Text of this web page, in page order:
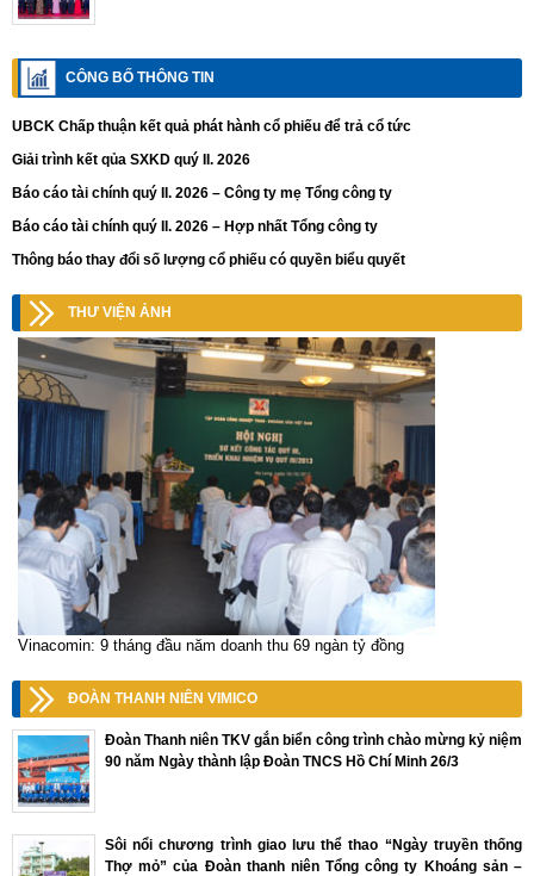
CÔNG BỐ THÔNG TIN
UBCK Chấp thuận kết quả phát hành cổ phiếu để trả cổ tức
Giải trình kết qủa SXKD quý II. 2026
Báo cáo tài chính quý II. 2026 – Công ty mẹ Tổng công ty
Báo cáo tài chính quý II. 2026 – Hợp nhất Tổng công ty
Thông báo thay đổi số lượng cổ phiếu có quyền biểu quyết
THƯ VIỆN ẢNH
Vinacomin: 9 tháng đầu năm doanh thu 69 ngàn tỷ đồng
ĐOÀN THANH NIÊN VIMICO
Đoàn Thanh niên TKV gắn biển công trình chào mừng kỷ niệm
90 năm Ngày thành lập Đoàn TNCS Hồ Chí Minh 26/3
Sôi nổi chương trình giao lưu thể thao “Ngày truyền thống
Thợ mỏ” của Đoàn thanh niên Tổng công ty Khoáng sản –